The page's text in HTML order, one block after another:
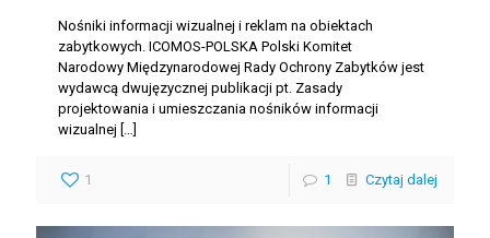
Nośniki informacji wizualnej i reklam na obiektach
zabytkowych. ICOMOS-POLSKA Polski Komitet
Narodowy Międzynarodowej Rady Ochrony Zabytków jest
wydawcą dwujęzycznej publikacji pt. Zasady
projektowania i umieszczania nośników informacji
wizualnej
1 1 Czytaj dalej